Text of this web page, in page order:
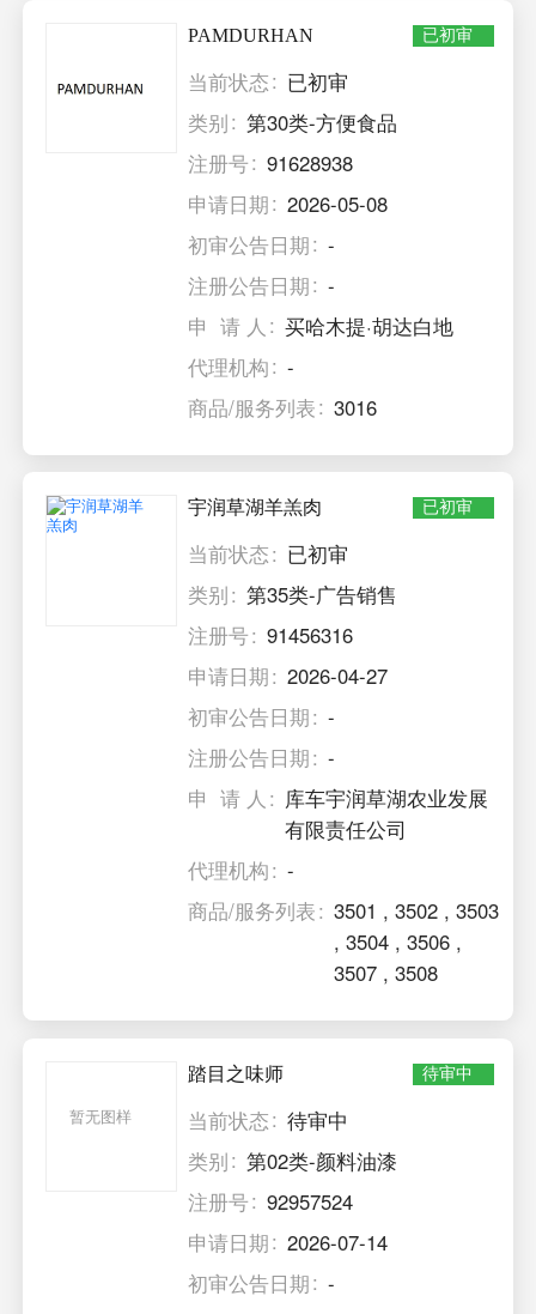
PAMDURHAN 已初审
当前状态
已初审
类别
第30类-方便食品
注册号
91628938
申请日期
2026-05-08
初审公告日期
-
注册公告日期
-
申 请 人
买哈木提·胡达白地
代理机构
-
商品/服务列表
3016
宇润草湖羊羔肉 已初审
当前状态
已初审
类别
第35类-广告销售
注册号
91456316
申请日期
2026-04-27
初审公告日期
-
注册公告日期
-
申 请 人
库车宇润草湖农业发展
有限责任公司
代理机构
-
商品/服务列表
3501 ,3502 ,3503
,3504 ,3506 ,
3507 ,3508
暂无图样
踏目之味师 待审中
当前状态
待审中
类别
第02类-颜料油漆
注册号
92957524
申请日期
2026-07-14
初审公告日期
-